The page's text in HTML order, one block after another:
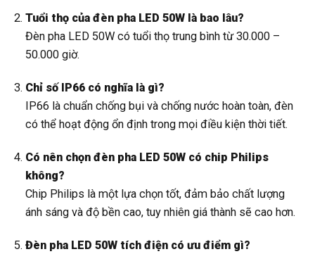
Tuổi thọ của đèn pha LED 50W là bao lâu?
Đèn pha LED 50W có tuổi thọ trung bình từ 30.000 –
50.000 giờ.
Chỉ số IP66 có nghĩa là gì?
IP66 là chuẩn chống bụi và chống nước hoàn toàn, đèn
có thể hoạt động ổn định trong mọi điều kiện thời tiết.
Có nên chọn đèn pha LED 50W có chip Philips
không?
Chip Philips là một lựa chọn tốt, đảm bảo chất lượng
ánh sáng và độ bền cao, tuy nhiên giá thành sẽ cao hơn.
Đèn pha LED 50W tích điện có ưu điểm gì?